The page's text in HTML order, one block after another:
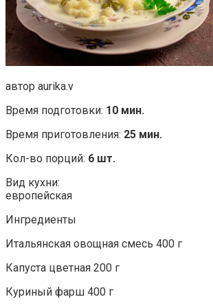
автор aurika.v
Время подготовки: 10 мин.
Время приготовления: 25 мин.
Кол-во порций: 6 шт.
Вид кухни:
европейская
Ингредиенты
Итальянская овощная смесь 400 г
Капуста цветная 200 г
Куриный фарш 400 г